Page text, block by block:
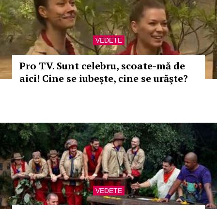
VEDETE
Pro TV. Sunt celebru, scoate-mă de
aici! Cine se iubeşte, cine se urăşte?
VEDETE